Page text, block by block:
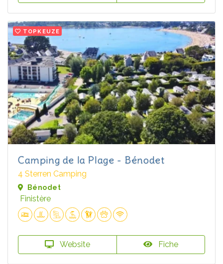
TOPKEUZE
Camping de la Plage - Bénodet
4 Sterren Camping
Bénodet
Finistère
Website Fiche